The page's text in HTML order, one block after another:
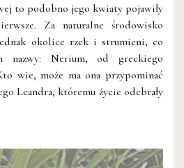
to podobno jego kwiaty pojawiły
Za naturalne środowisko
okolice rzek i strumieni, co
nazwy: Nerium, od greckiego
wie, może ma ona przypominać
Leandra, któremu życie odebrały